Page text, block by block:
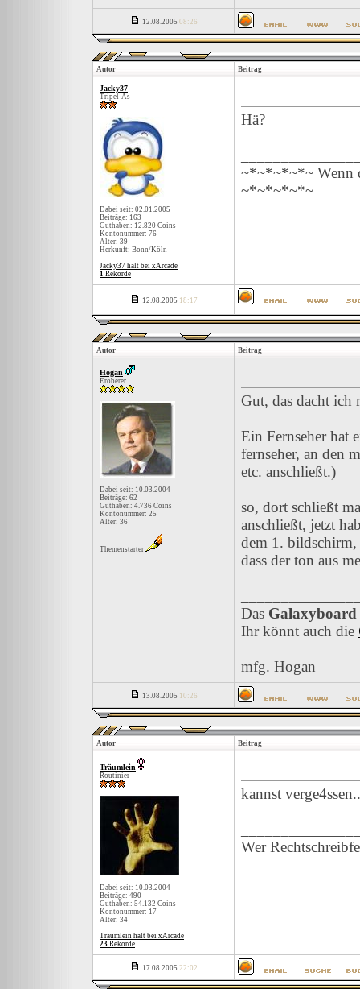
12.08.2005 08:26
Autor Beitrag
Jacky37
Tripel-As
Dabei seit: 02.01.2005
Beiträge: 163
Guthaben: 12.820 Coins
Kontonummer: 76
Alter: 39
Herkunft: Bonn/Köln
Jacky37 hält bei xArcade
1 Rekorde
Hä?
~*~*~*~*~ Wenn
~*~*~*~*~
12.08.2005 18:17
Autor Beitrag
Hogan
Eroberer
Dabei seit: 10.03.2004
Beiträge: 62
Guthaben: 4.736 Coins
Kontonummer: 25
Alter: 36
Themenstarter
Gut, das dacht ich
Ein Fernseher hat
fernseher, an den
etc. anschließt.)
so, dort schließt
anschließt, jetzt
dem 1.
dass der ton aus
Das Galaxyboard
Ihr könnt auch die
mfg. Hogan
13.08.2005 10:26
Autor Beitrag
Träumlein
Routinier
Dabei seit: 10.03.2004
Beiträge: 490
Guthaben: 54.132 Coins
Kontonummer: 17
Alter: 34
Träumlein hält bei xArcade
23 Rekorde
kannst
Wer
17.08.2005 22:02